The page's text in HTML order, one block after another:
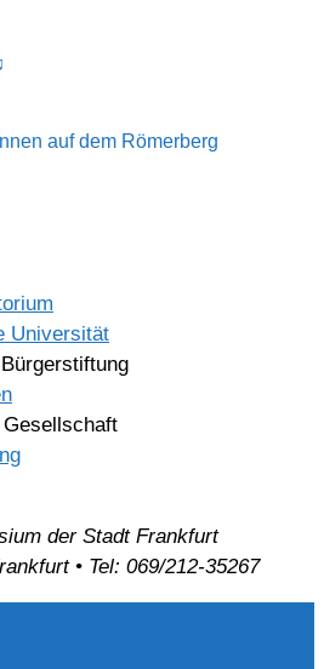
auf dem Römerberg
der Stadt Frankfurt
• Tel: 069/212-35267